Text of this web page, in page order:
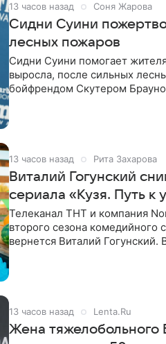
13 часов назад Соня Жарова
Сидни Суини
лесных пожаров
Сидни Суини помогает
выросла, после сильных
бойфрендом Скутером
13 часов назад Рита Захарова
Виталий Гогунский
сериала «Кузя. Путь к
Телеканал ТНТ и компания
второго сезона комедийного
вернется Виталий
13 часов назад Lenta.Ru
Жена тяжелобольного